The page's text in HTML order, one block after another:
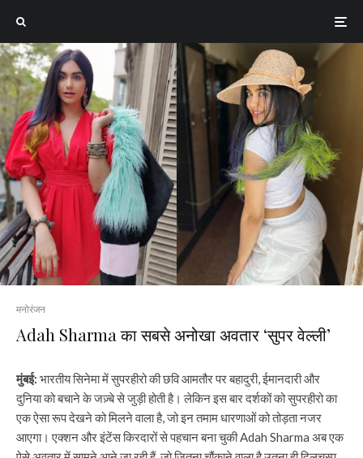
मनोरंजन
Adah Sharma का सबसे अनोखा अवतार ‘सुपर वेल्ली’
मुंबई: भारतीय सिनेमा में सुपरहीरो की छवि आमतौर पर बहादुरी, ईमानदारी और
दुनिया को बचाने के जज़्बे से जुड़ी होती है। लेकिन इस बार दर्शकों को सुपरहीरो का
एक ऐसा रूप देखने को मिलने वाला है, जो इन तमाम धारणाओं को तोड़ता नजर
आएगा। एक्शन और इंटेंस किरदारों से पहचान बना चुकी Adah Sharma अब एक